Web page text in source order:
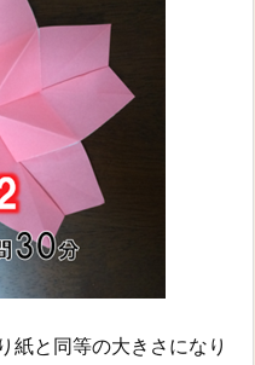
紙と同等の大きさになり